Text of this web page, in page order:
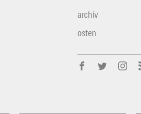
archiv
osten